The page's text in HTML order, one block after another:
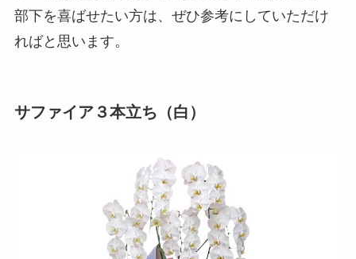
胡蝶蘭セット
オルゴール
純金
部下を喜ばせたい方は、ぜひ参考にしていただけ
ればと思います。
サファイア３本立ち（白）